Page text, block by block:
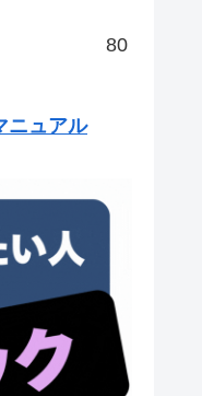
80
ニュアル